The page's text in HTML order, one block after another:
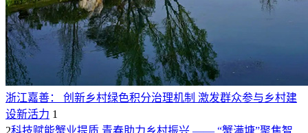
浙江嘉善： 创新乡村绿色积分治理机制 激发群众参与乡村建
设新活力 1
2科技赋能蟹业提质 青春助力乡村振兴 —— “蟹满塘”聚焦智